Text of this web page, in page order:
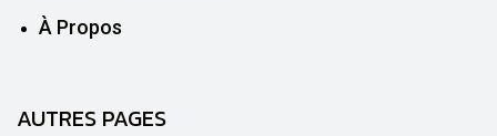
À Propos
AUTRES PAGES